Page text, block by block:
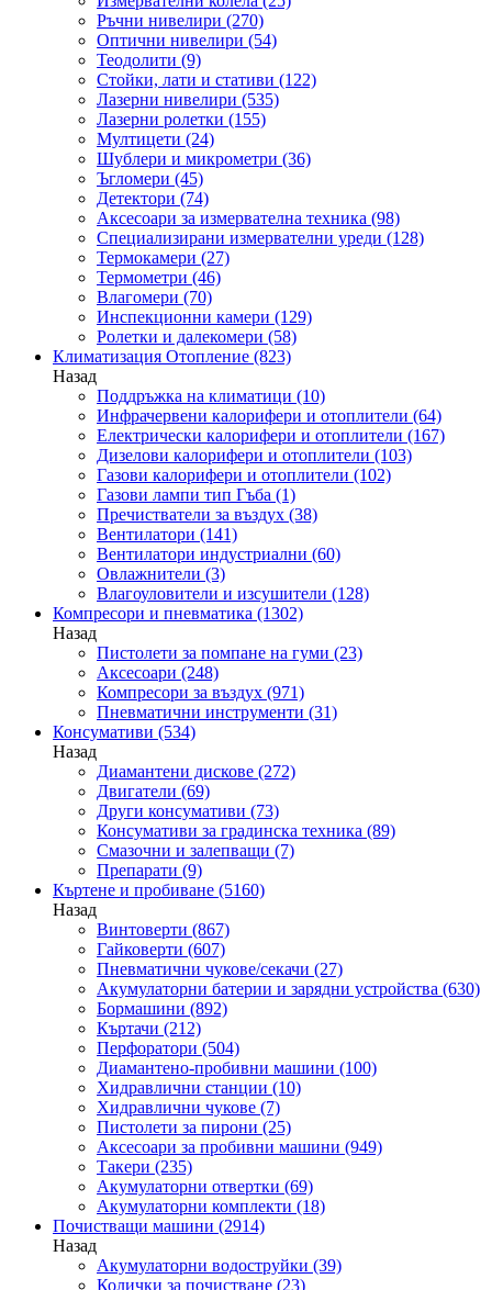
Ръчни нивелири (270)
Оптични нивелири (54)
Теодолити (9)
Стойки, лати и стативи (122)
Лазерни нивелири (535)
Лазерни ролетки (155)
Мултицети (24)
Шублери и микрометри (36)
Ъгломери (45)
Детектори (74)
Аксесоари за измервателна техника (98)
Специализирани измервателни уреди (128)
Термокамери (27)
Термометри (46)
Влагомери (70)
Инспекционни камери (129)
Ролетки и далекомери (58)
Климатизация Отопление (823)
Назад
Поддръжка на климатици (10)
Инфрачервени калорифери и отоплители (64)
Електрически калорифери и отоплители (167)
Дизелови калорифери и отоплители (103)
Газови калорифери и отоплители (102)
Газови лампи тип Гъба (1)
Пречистватели за въздух (38)
Вентилатори (141)
Вентилатори индустриални (60)
Овлажнители (3)
Влагоуловители и изсушители (128)
Компресори и пневматика (1302)
Назад
Пистолети за помпане на гуми (23)
Аксесоари (248)
Компресори за въздух (971)
Пневматични инструменти (31)
Консумативи (534)
Назад
Диамантени дискове (272)
Двигатели (69)
Други консумативи (73)
Консумативи за градинска техника (89)
Смазочни и залепващи (7)
Препарати (9)
Къртене и пробиване (5160)
Назад
Винтоверти (867)
Гайковерти (607)
Пневматични чукове/секачи (27)
Акумулаторни батерии и зарядни устройства (630)
Бормашини (892)
Къртачи (212)
Перфоратори (504)
Диамантено-пробивни машини (100)
Хидравлични станции (10)
Хидравлични чукове (7)
Пистолети за пирони (25)
Аксесоари за пробивни машини (949)
Такери (235)
Акумулаторни отвертки (69)
Акумулаторни комплекти (18)
Почистващи машини (2914)
Назад
Акумулаторни водоструйки (39)
Колички за почистване (23)